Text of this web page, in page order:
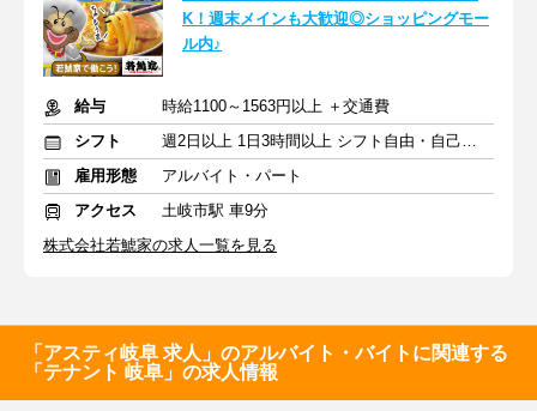
K！週末メインも大歓迎◎ショッピングモー
ル内♪
給与
時給1100～1563円以上 ＋交通費
シフト
週2日以上 1日3時間以上 シフト自由・自己申告
雇用形態
アルバイト・パート
アクセス
土岐市駅 車9分
株式会社若鯱家の求人一覧を見る
「アスティ岐阜 求人」のアルバイト・バイトに関連する
「テナント 岐阜」の求人情報